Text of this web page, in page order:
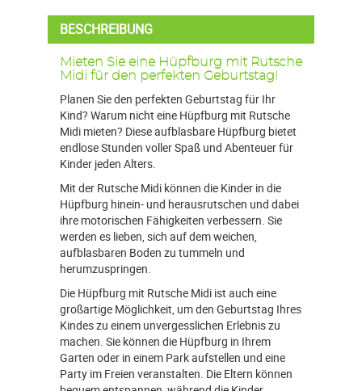
BESCHREIBUNG
Mieten Sie eine Hüpfburg mit Rutsche
Midi für den perfekten Geburtstag!
Planen Sie den perfekten Geburtstag für Ihr
Kind? Warum nicht eine Hüpfburg mit Rutsche
Midi mieten? Diese aufblasbare Hüpfburg bietet
endlose Stunden voller Spaß und Abenteuer für
Kinder jeden Alters.
Mit der Rutsche Midi können die Kinder in die
Hüpfburg hinein- und herausrutschen und dabei
ihre motorischen Fähigkeiten verbessern. Sie
werden es lieben, sich auf dem weichen,
aufblasbaren Boden zu tummeln und
herumzuspringen.
Die Hüpfburg mit Rutsche Midi ist auch eine
großartige Möglichkeit, um den Geburtstag Ihres
Kindes zu einem unvergesslichen Erlebnis zu
machen. Sie können die Hüpfburg in Ihrem
Garten oder in einem Park aufstellen und eine
Party im Freien veranstalten. Die Eltern können